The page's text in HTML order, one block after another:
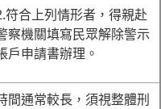
符合上列情形者，得親赴
察機關填寫民眾解除警示
戶申請書辦理。
間通常較長，須視整體刑